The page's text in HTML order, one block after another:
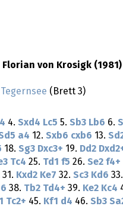
Florian von Krosigk (1981)
Tegernsee (Brett 3)
4. Sxd4 Lc5 5. Sb3 Lb6 6.
a4 12. Sxb6 cxb6 13.
18. Sg3 Dxc3+ 19. Dd2
Tc4 25. Td1 f5 26. Se2 f4+
31. Kxd2 Ke7 32. Sc3 Kd6 33.
38. Tb2 Td4+ 39. Ke2 Kc4
Tc2+ 45. Kf1 d4 46. Sb3